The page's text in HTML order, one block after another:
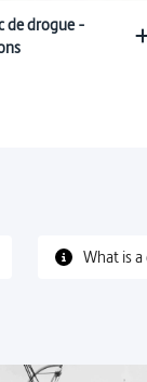
de drogue -
What is